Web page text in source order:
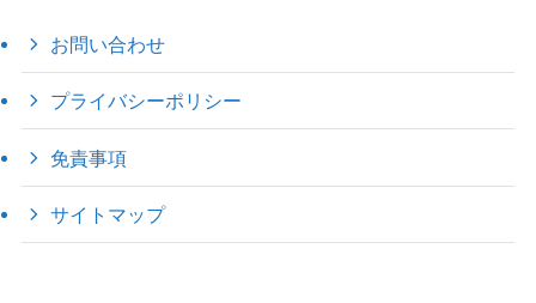
お問い合わせ
プライバシーポリシー
免責事項
サイトマップ